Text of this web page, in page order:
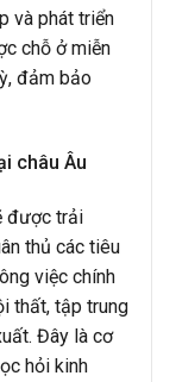
và phát triển
chỗ ở miễn
đảm bảo
châu Âu
được trải
thủ các tiêu
việc chính
thất, tập trung
Đây là cơ
hỏi kinh